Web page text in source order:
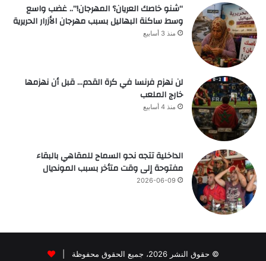
“شنو خاصك العريان؟ المهرجان!”.. غضب واسع
وسط ساكنة البهاليل بسبب مهرجان الأزرار الحريرية
منذ 3 أسابيع
لن نهزم فرنسا في كرة القدم… قبل أن نهزمها
خارج الملعب
منذ 4 أسابيع
الداخلية تتجه نحو السماح للمقاهي بالبقاء
مفتوحة إلى وقت متأخر بسبب المونديال
2026-06-09
© حقوق النشر 2026، جميع الحقوق محفوظة |